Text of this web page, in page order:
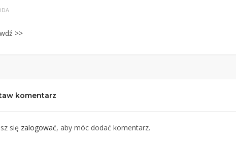
>>
komentarz
się zalogować, aby móc dodać komentarz.